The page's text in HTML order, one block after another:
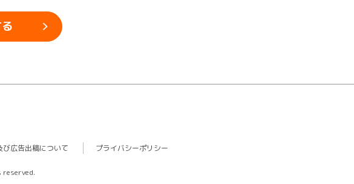
び広告出稿について プライバシーポリシー